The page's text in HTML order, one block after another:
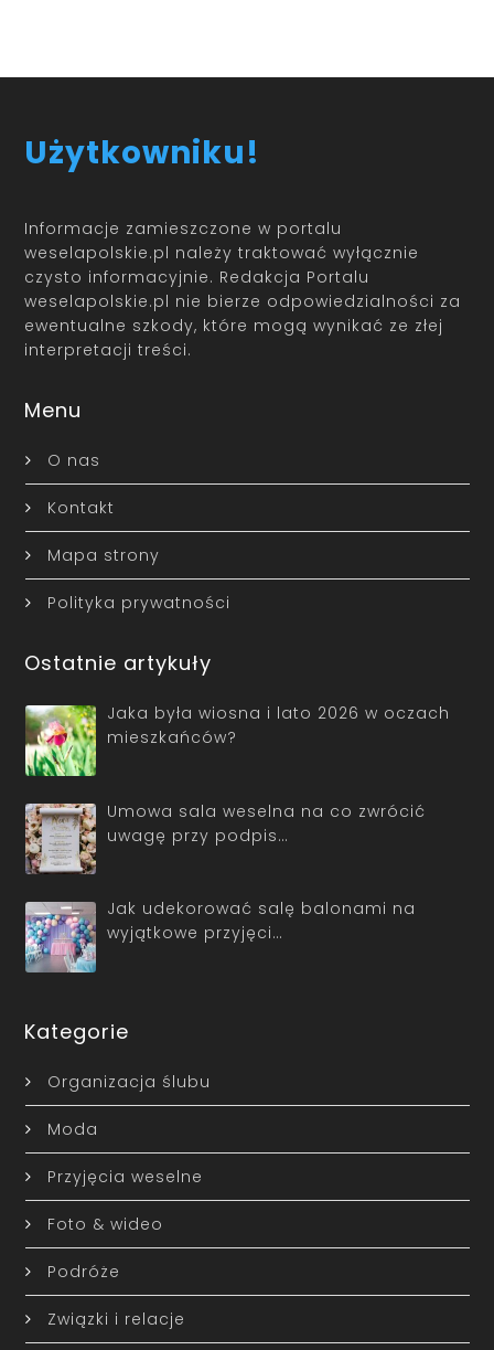
Użytkowniku!
Informacje zamieszczone w portalu
weselapolskie.pl należy traktować wyłącznie
czysto informacyjnie. Redakcja Portalu
weselapolskie.pl nie bierze odpowiedzialności za
ewentualne szkody, które mogą wynikać ze złej
interpretacji treści.
Menu
O nas
Kontakt
Mapa strony
Polityka prywatności
Ostatnie artykuły
Jaka była wiosna i lato 2026 w oczach
mieszkańców?
Umowa sala weselna na co zwrócić
uwagę przy podpis…
Jak udekorować salę balonami na
wyjątkowe przyjęci…
Kategorie
Organizacja ślubu
Moda
Przyjęcia weselne
Foto & wideo
Podróże
Związki i relacje